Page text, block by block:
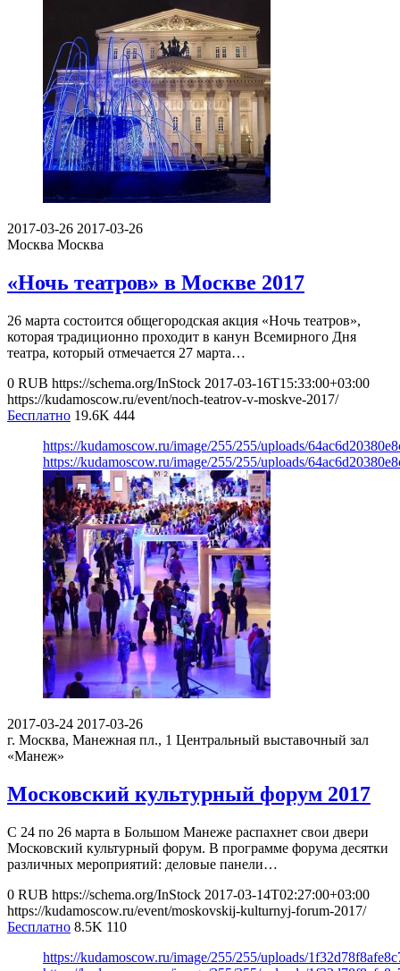
2017-03-26 2017-03-26
Москва Москва
«Ночь театров» в Москве 2017
26 марта состоится общегородская акция «Ночь театров»,
которая традиционно проходит в канун Всемирного Дня
театра, который отмечается 27 марта…
0 RUB https://schema.org/InStock 2017-03-16T15:33:00+03:00
https://kudamoscow.ru/event/noch-teatrov-v-moskve-2017/
Бесплатно 19.6K 444
https://kudamoscow.ru/image/255/255/uploads/
https://kudamoscow.ru/image/255/255/uploads/
2017-03-24 2017-03-26
г. Москва, Манежная пл., 1 Центральный выставочный зал
«Манеж»
Московский культурный форум 2017
С 24 по 26 марта в Большом Манеже распахнет свои двери
Московский культурный форум. В программе форума десятки
различных мероприятий: деловые панели…
0 RUB https://schema.org/InStock 2017-03-14T02:27:00+03:00
https://kudamoscow.ru/event/moskovskij-kulturnyj-forum-2017/
Бесплатно 8.5K 110
https://kudamoscow.ru/image/255/255/uploads/